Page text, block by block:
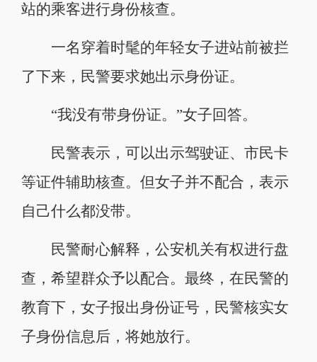
站的乘客进行身份核查。
一名穿着时髦的年轻女子进站前被拦
了下来，民警要求她出示身份证。
“我没有带身份证。”女子回答。
民警表示，可以出示驾驶证、市民卡
等证件辅助核查。但女子并不配合，表示
自己什么都没带。
民警耐心解释，公安机关有权进行盘
查，希望群众予以配合。最终，在民警的
教育下，女子报出身份证号，民警核实女
子身份信息后，将她放行。